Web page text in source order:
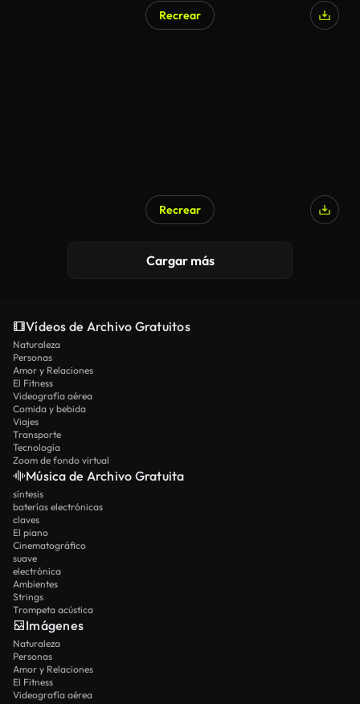
Recrear
Recrear
Cargar más
Vídeos de Archivo Gratuitos
Naturaleza
Personas
Amor y Relaciones
El Fitness
Videografía aérea
Comida y bebida
Viajes
Transporte
Tecnología
Zoom de fondo virtual
Música de Archivo Gratuita
síntesis
baterías electrónicas
claves
El piano
Cinematográfico
suave
electrónica
Ambientes
Strings
Trompeta acústica
Imágenes
Naturaleza
Personas
Amor y Relaciones
El Fitness
Videografía aérea